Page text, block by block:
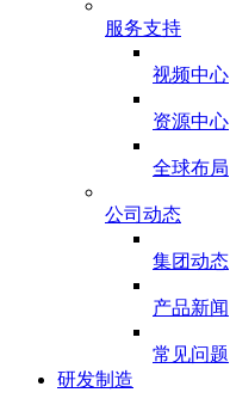
服务支持
视频中心
资源中心
全球布局
公司动态
集团动态
产品新闻
常见问题
研发制造